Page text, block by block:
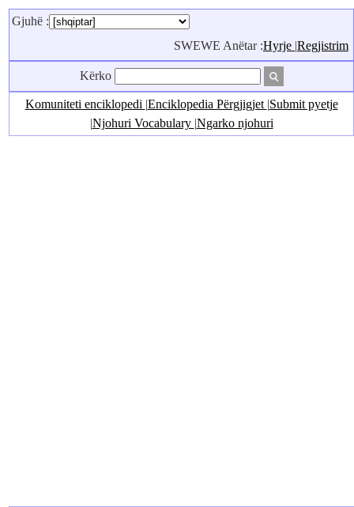
Gjuhë :
SWEWE Anëtar :Hyrje |Regjistrim
Kërko
Komuniteti enciklopedi |Enciklopedia Përgjigjet |Submit pyetje
|Njohuri Vocabulary |Ngarko njohuri